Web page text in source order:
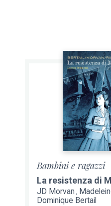
Bambini e ragazzi
La resistenza di
JD Morvan
Dominique Bertail